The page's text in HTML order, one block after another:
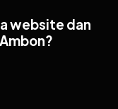
website dan